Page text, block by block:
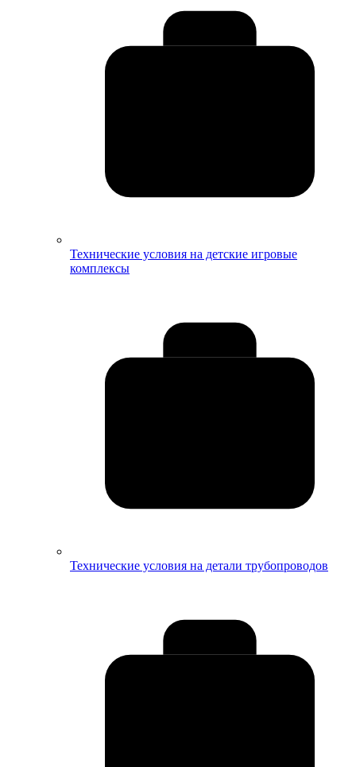
Технические условия на детские игровые
комплексы
Технические условия на детали трубопроводов